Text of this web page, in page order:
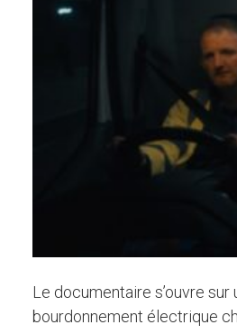
Le documentaire s’ouvre sur
bourdonnement électrique